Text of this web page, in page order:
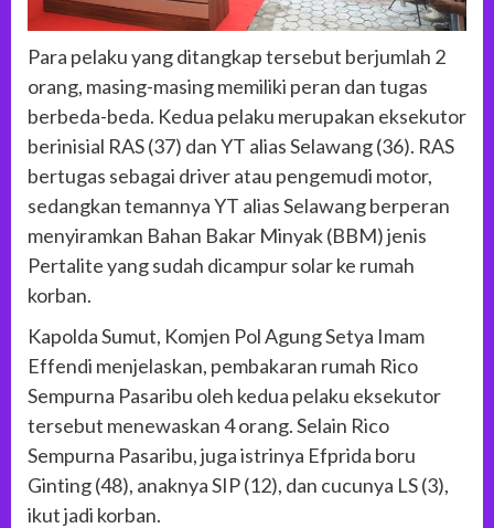
Para pelaku yang ditangkap tersebut berjumlah 2
orang, masing-masing memiliki peran dan tugas
berbeda-beda. Kedua pelaku merupakan eksekutor
berinisial RAS (37) dan YT alias Selawang (36). RAS
bertugas sebagai driver atau pengemudi motor,
sedangkan temannya YT alias Selawang berperan
menyiramkan Bahan Bakar Minyak (BBM) jenis
Pertalite yang sudah dicampur solar ke rumah
korban.
Kapolda Sumut, Komjen Pol Agung Setya Imam
Effendi menjelaskan, pembakaran rumah Rico
Sempurna Pasaribu oleh kedua pelaku eksekutor
tersebut menewaskan 4 orang. Selain Rico
Sempurna Pasaribu, juga istrinya Efprida boru
Ginting (48), anaknya SIP (12), dan cucunya LS (3),
ikut jadi korban.